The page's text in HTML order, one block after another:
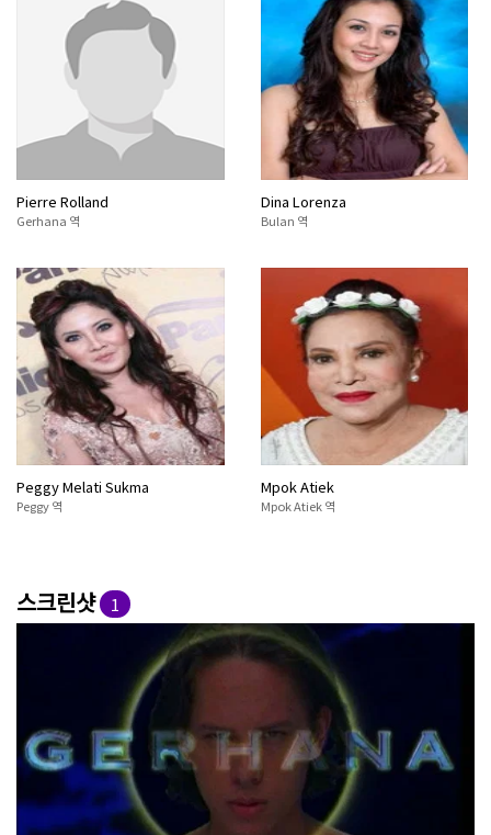
Pierre Rolland
Gerhana 역
Dina Lorenza
Bulan 역
Peggy Melati Sukma
Peggy 역
Mpok Atiek
Mpok Atiek 역
스크린샷 1